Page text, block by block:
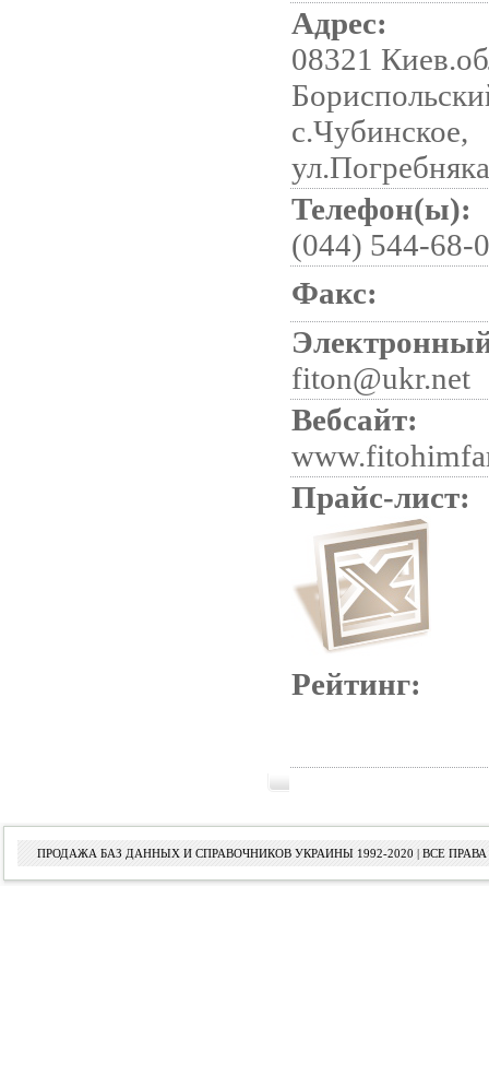
Адрес:
08321
с.Чубинское,
Телефон(ы):
(044) 544-68-
Факс:
fiton@ukr.net
Вебсайт:
Прайс-лист:
Рейтинг:
ПРОДАЖА БАЗ ДАННЫХ И СПРАВОЧНИКОВ УКРАИНЫ 1992-2020 | ВСЕ